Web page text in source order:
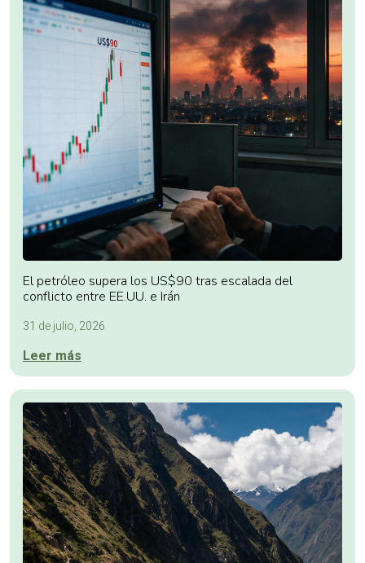
El petróleo supera los US$90 tras escalada del
conflicto entre EE.UU. e Irán
31 de julio, 2026
Leer más